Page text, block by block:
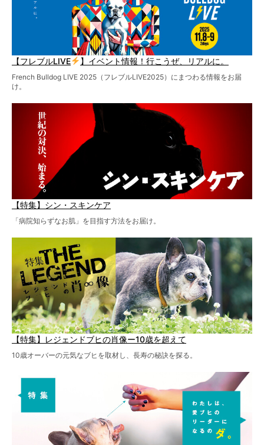
【フレブルLIVE 】イベント情報！行こうぜ、リアルに。
French Bulldog LIVE 2025（フレブルLIVE2025）にまつわる情報をお届
け。
【特集】シン・スキンケア
「病院知らずなお肌」を目指す方法をお届け。
【特集】レジェンドブヒの肖像ー10歳を超えて
10歳オーバーの元気なブヒを取材し、長寿の秘訣を探る。